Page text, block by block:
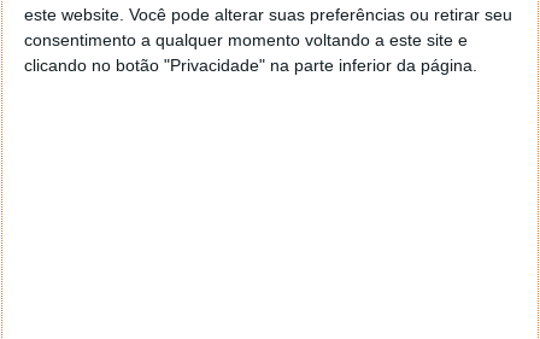
este website. Você pode alterar suas preferências ou retirar seu
consentimento a qualquer momento voltando a este site e
clicando no botão "Privacidade" na parte inferior da página.